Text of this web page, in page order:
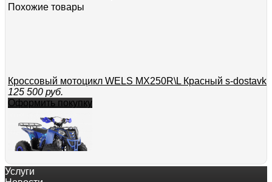
Похожие товары
Кроссовый мотоцикл WELS MX250R\L Красный s-dostavka
125 500 руб.
Оформить покупку
Квадроцикл Wels ATV THUNDER EVO 125 s-dostavka
Услуги